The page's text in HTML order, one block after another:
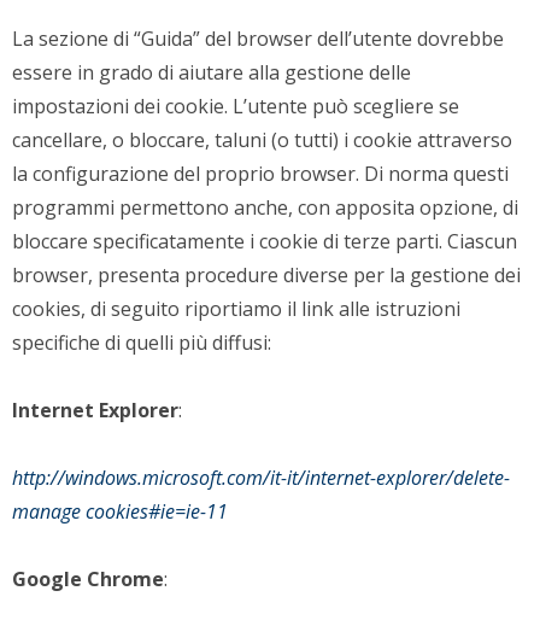
La sezione di “Guida” del browser dell’utente dovrebbe
essere in grado di aiutare alla gestione delle
impostazioni dei cookie. L’utente può scegliere se
cancellare, o bloccare, taluni (o tutti) i cookie attraverso
la configurazione del proprio browser. Di norma questi
programmi permettono anche, con apposita opzione, di
bloccare specificatamente i cookie di terze parti. Ciascun
browser, presenta procedure diverse per la gestione dei
cookies, di seguito riportiamo il link alle istruzioni
specifiche di quelli più diffusi:
Internet Explorer:
http://windows.microsoft.com/it-it/internet-explorer/delete-
manage cookies#ie=ie-11
Google Chrome: